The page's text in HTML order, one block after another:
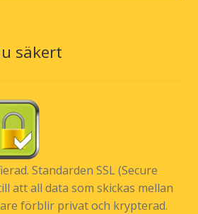
säkert
Standarden SSL (Secure
att all data som skickas mellan
förblir privat och krypterad.